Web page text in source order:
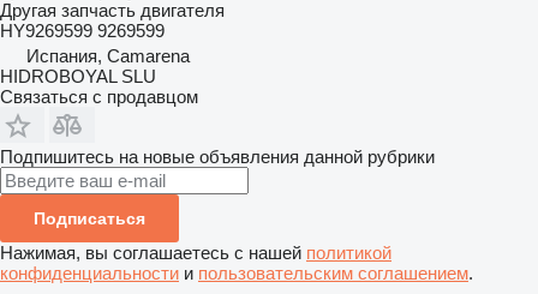
Другая запчасть двигателя
HY9269599 9269599
Испания, Camarena
HIDROBOYAL SLU
Связаться с продавцом
Подпишитесь на новые объявления данной рубрики
Подписаться
Нажимая, вы соглашаетесь с нашей политикой
конфиденциальности и пользовательским соглашением.